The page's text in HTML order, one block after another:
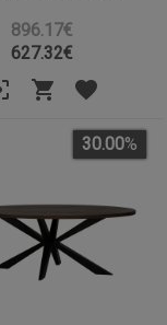
896.17€
627.32€
30.00%